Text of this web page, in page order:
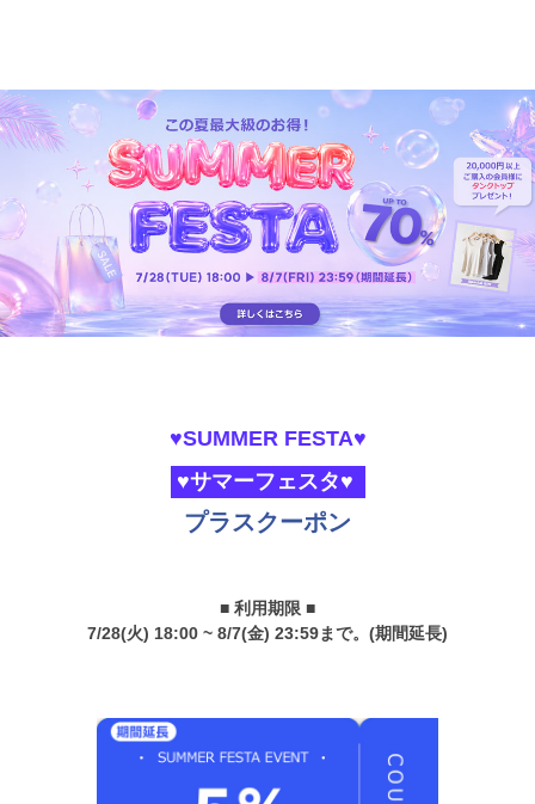
♥SUMMER FESTA♥
♥サマーフェスタ♥
プラスクーポン
■ 利用期限 ■
7/28(火) 18:00 ~ 8/7(金) 23:59まで。(期間延長)